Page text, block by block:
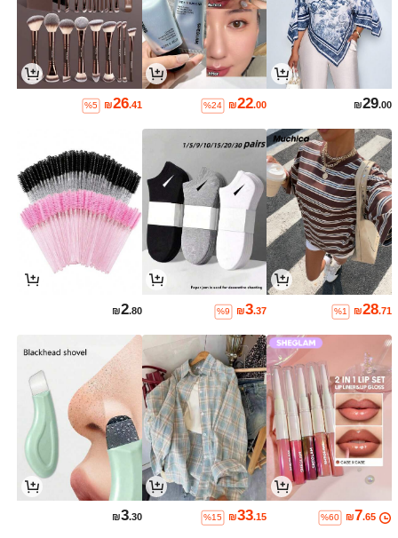
₪29.00
₪22.00
%24
₪26.41
%5
₪28.71
%1
₪3.37
%9
₪2.80
₪7.65
%60
₪33.15
%15
₪3.30